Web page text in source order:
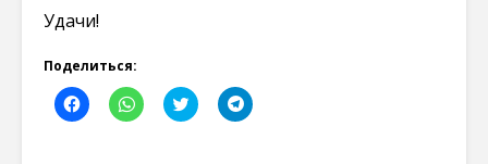
Удачи!
Поделиться:
Н
а
Н
а
Н
а
Н
а